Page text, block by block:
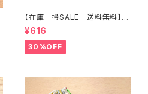
【在庫一掃SALE 送料無料】巾
着袋(中)☆30×24cm 【シンプ
ル英字柄】 ★KC.2226｜通園
通学用のかわいい巾着袋や入園
オーダーHoshizora☆ほしぞら
¥616
30%OFF